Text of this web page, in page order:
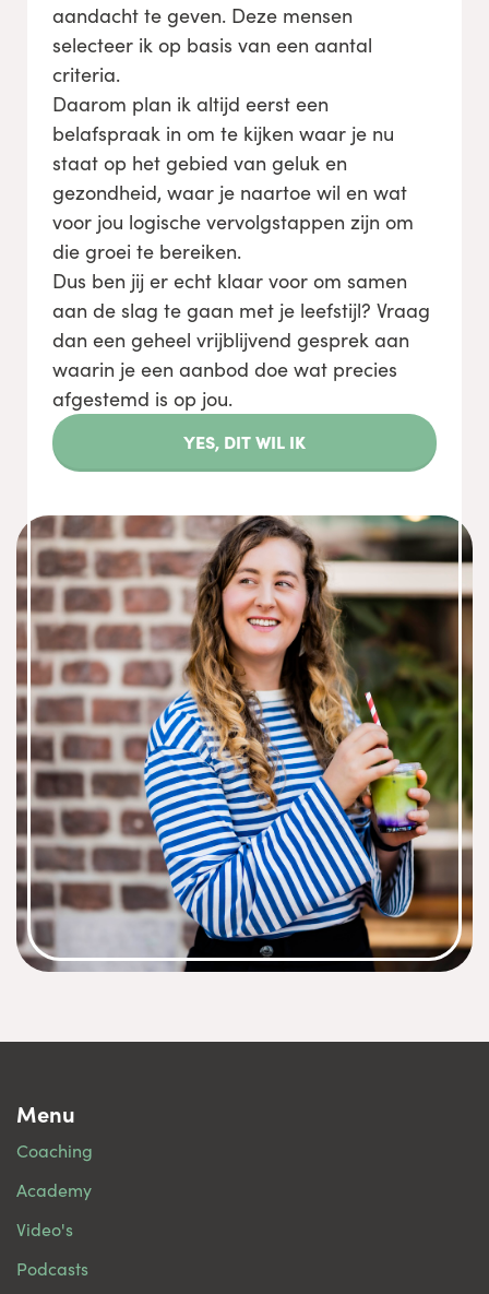
aandacht te geven. Deze mensen
selecteer ik op basis van een aantal
criteria.
Daarom plan ik altijd eerst een
belafspraak in om te kijken waar je nu
staat op het gebied van geluk en
gezondheid, waar je naartoe wil en wat
voor jou logische vervolgstappen zijn om
die groei te bereiken.
Dus ben jij er echt klaar voor om samen
aan de slag te gaan met je leefstijl? Vraag
dan een geheel vrijblijvend gesprek aan
waarin je een aanbod doe wat precies
afgestemd is op jou.
YES, DIT WIL IK
Menu
Coaching
Academy
Video's
Podcasts